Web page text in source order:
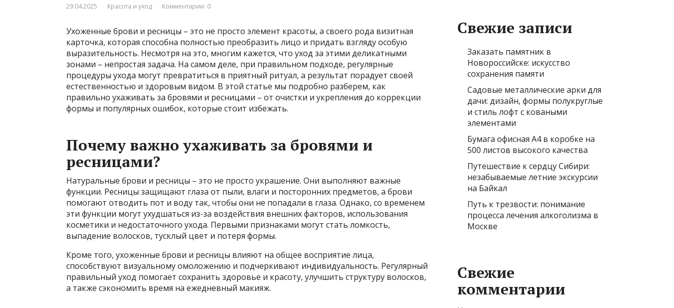
29.04.2025 Красота и уход Комментарии: 0
Ухоженные брови и ресницы – это не просто элемент красоты, а своего рода визитная
карточка, которая способна полностью преобразить лицо и придать взгляду особую
выразительность. Несмотря на это, многим кажется, что уход за этими деликатными
зонами – непростая задача. На самом деле, при правильном подходе, регулярные
процедуры ухода могут превратиться в приятный ритуал, а результат порадует своей
естественностью и здоровым видом. В этой статье мы подробно разберем, как
правильно ухаживать за бровями и ресницами – от очистки и укрепления до коррекции
формы и популярных ошибок, которые стоит избежать.
Почему важно ухаживать за бровями и
ресницами?
Натуральные брови и ресницы – это не просто украшение. Они выполняют важные
функции. Ресницы защищают глаза от пыли, влаги и посторонних предметов, а брови
помогают отводить пот и воду так, чтобы они не попадали в глаза. Однако, со временем
эти функции могут ухудшаться из-за воздействия внешних факторов, использования
косметики и недостаточного ухода. Первыми признаками могут стать ломкость,
выпадение волосков, тусклый цвет и потеря формы.
Кроме того, ухоженные брови и ресницы влияют на общее восприятие лица,
способствуют визуальному омоложению и подчеркивают индивидуальность. Регулярный
правильный уход помогает сохранить здоровье и красоту, улучшить структуру волосков,
а также сэкономить время на ежедневный макияж.
Свежие записи
Заказать памятник в
Новороссийске: искусство
сохранения памяти
Садовые металлические арки для
дачи: дизайн, формы полукруглые
и стиль лофт с коваными
элементами
Бумага офисная А4 в коробке на
500 листов высокого качества
Путешествие к сердцу Сибири:
незабываемые летние экскурсии
на Байкал
Путь к трезвости: понимание
процесса лечения алкоголизма в
Москве
Свежие
комментарии